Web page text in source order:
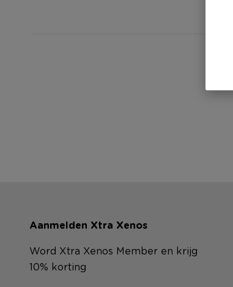
Aanmelden Xtra Xenos
Word Xtra Xenos Member en krijg
10% korting